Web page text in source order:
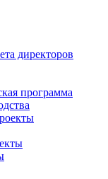
директоров
программа